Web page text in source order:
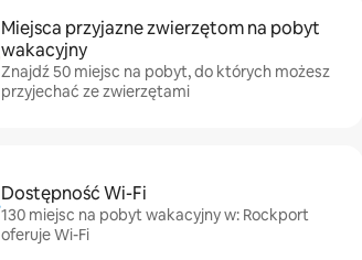
Miejsca przyjazne zwierzętom na pobyt
wakacyjny
Znajdź 50 miejsc na pobyt, do których możesz
przyjechać ze zwierzętami
Dostępność Wi-Fi
130 miejsc na pobyt wakacyjny w: Rockport
oferuje Wi-Fi